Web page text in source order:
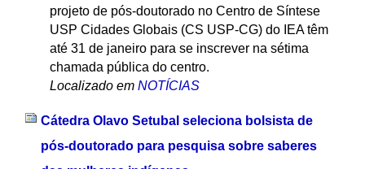
projeto de pós-doutorado no Centro de Síntese
USP Cidades Globais (CS USP-CG) do IEA têm
até 31 de janeiro para se inscrever na sétima
chamada pública do centro.
Localizado em NOTÍCIAS
Cátedra Olavo Setubal seleciona bolsista de
pós-doutorado para pesquisa sobre saberes